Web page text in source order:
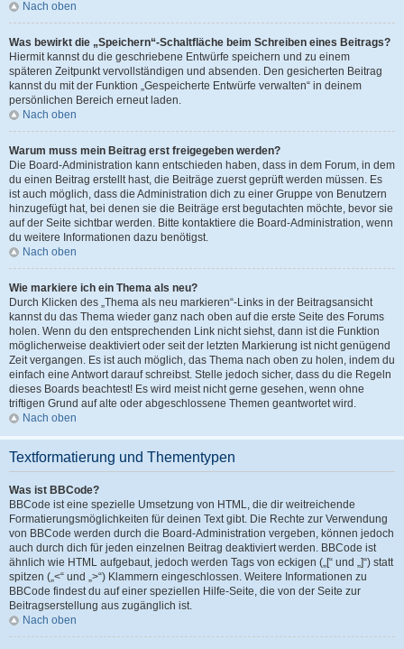
Nach oben
Was bewirkt die „Speichern“-Schaltfläche beim Schreiben eines Beitrags?
Hiermit kannst du die geschriebene Entwürfe speichern und zu einem
späteren Zeitpunkt vervollständigen und absenden. Den gesicherten Beitrag
kannst du mit der Funktion „Gespeicherte Entwürfe verwalten“ in deinem
persönlichen Bereich erneut laden.
Nach oben
Warum muss mein Beitrag erst freigegeben werden?
Die Board-Administration kann entschieden haben, dass in dem Forum, in dem
du einen Beitrag erstellt hast, die Beiträge zuerst geprüft werden müssen. Es
ist auch möglich, dass die Administration dich zu einer Gruppe von Benutzern
hinzugefügt hat, bei denen sie die Beiträge erst begutachten möchte, bevor sie
auf der Seite sichtbar werden. Bitte kontaktiere die Board-Administration, wenn
du weitere Informationen dazu benötigst.
Nach oben
Wie markiere ich ein Thema als neu?
Durch Klicken des „Thema als neu markieren“-Links in der Beitragsansicht
kannst du das Thema wieder ganz nach oben auf die erste Seite des Forums
holen. Wenn du den entsprechenden Link nicht siehst, dann ist die Funktion
möglicherweise deaktiviert oder seit der letzten Markierung ist nicht genügend
Zeit vergangen. Es ist auch möglich, das Thema nach oben zu holen, indem du
einfach eine Antwort darauf schreibst. Stelle jedoch sicher, dass du die Regeln
dieses Boards beachtest! Es wird meist nicht gerne gesehen, wenn ohne
triftigen Grund auf alte oder abgeschlossene Themen geantwortet wird.
Nach oben
Textformatierung und Thementypen
Was ist BBCode?
BBCode ist eine spezielle Umsetzung von HTML, die dir weitreichende
Formatierungsmöglichkeiten für deinen Text gibt. Die Rechte zur Verwendung
von BBCode werden durch die Board-Administration vergeben, können jedoch
auch durch dich für jeden einzelnen Beitrag deaktiviert werden. BBCode ist
ähnlich wie HTML aufgebaut, jedoch werden Tags von eckigen („[“ und „]“) statt
spitzen („<“ und „>“) Klammern eingeschlossen. Weitere Informationen zu
BBCode findest du auf einer speziellen Hilfe-Seite, die von der Seite zur
Beitragserstellung aus zugänglich ist.
Nach oben